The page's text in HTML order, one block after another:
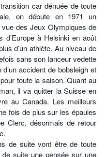
car dénuée de toute
on débute en 1971 un
des Jeux Olympiques de
d’Europe à Helsinki en août
d’un athlète. Au niveau de
sans son lanceur vedette
accident de bobsleigh et
toute la saison. Quant au
il va quitter la Suisse en
au Canada. Les meilleurs
fois de plus sur les épaules
Clerc, désormais de retour
de suite vont être de toute
suite une pensée sur une